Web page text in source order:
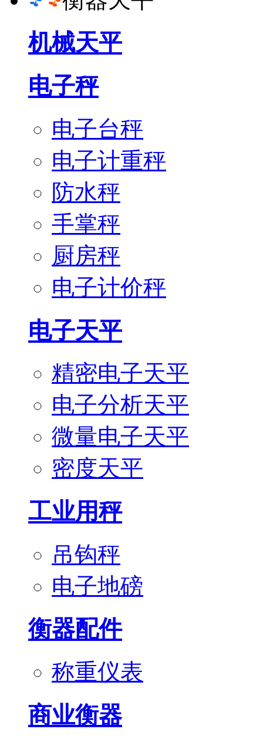
机械天平
电子秤
电子台秤
电子计重秤
防水秤
手掌秤
厨房秤
电子计价秤
电子天平
精密电子天平
电子分析天平
微量电子天平
密度天平
工业用秤
吊钩秤
电子地磅
衡器配件
称重仪表
商业衡器